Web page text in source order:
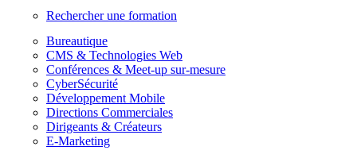
Rechercher une formation
Bureautique
CMS & Technologies Web
Conférences & Meet-up sur-mesure
CyberSécurité
Développement Mobile
Directions Commerciales
Dirigeants & Créateurs
E-Marketing